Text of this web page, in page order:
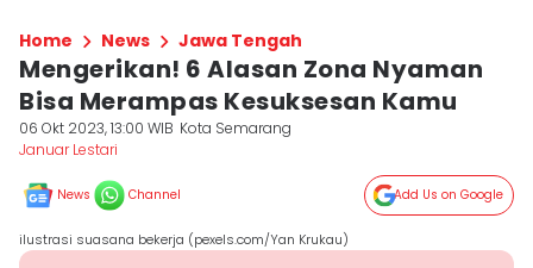
Home News Jawa Tengah
Mengerikan! 6 Alasan Zona Nyaman
Bisa Merampas Kesuksesan Kamu
06 Okt 2023, 13:00 WIB Kota Semarang
Januar Lestari
News Channel Add Us on Google
ilustrasi suasana bekerja (pexels.com/Yan Krukau)